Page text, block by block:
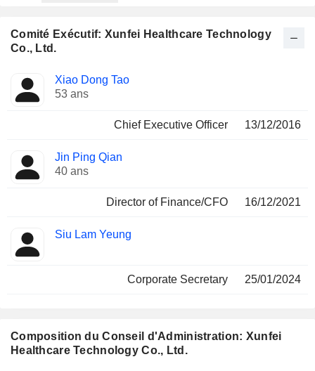
Comité Exécutif: Xunfei Healthcare Technology
Co., Ltd.
Dirigeant
Fonctions
occupées
Xiao Dong Tao
53 ans
Chief Executive Officer 13/12/2016
Jin Ping Qian
40 ans
Director of Finance/CFO 16/12/2021
Siu Lam Yeung
Corporate Secretary 25/01/2024
Composition du Conseil d'Administration: Xunfei
Healthcare Technology Co., Ltd.